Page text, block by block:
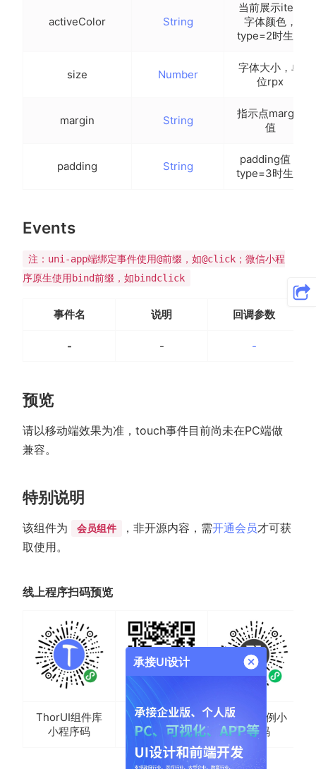
activeColor String
当前展示item
字体颜色，
type=2时生效
size Number
字体大小，单
位rpx
margin String
指示点margin
值
padding String
padding值，
type=3时生效
Events
注：uni-app端绑定事件使用@前缀，如@click；微信小程
序原生使用bind前缀，如bindclick
事件名 说明 回调参数
- - -
预览
请以移动端效果为准，touch事件目前尚未在PC端做
兼容。
特别说明
该组件为 会员组件 ，非开源内容，需开通会员才可获
取使用。
线上程序扫码预览
ThorUI组件库
小程序码
H5二维码
ThorUI示例小
程序码
承接UI设计